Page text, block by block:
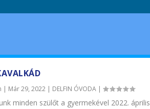
| Már 29, 2022| DELFIN ÓVODA|
minden szülőt a gyermekével 2022. április